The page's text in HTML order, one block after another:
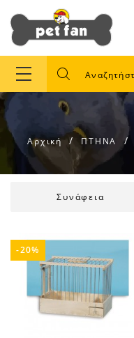
Αρχική ΠΤΗΝΑ
Συνάφεια
-20%